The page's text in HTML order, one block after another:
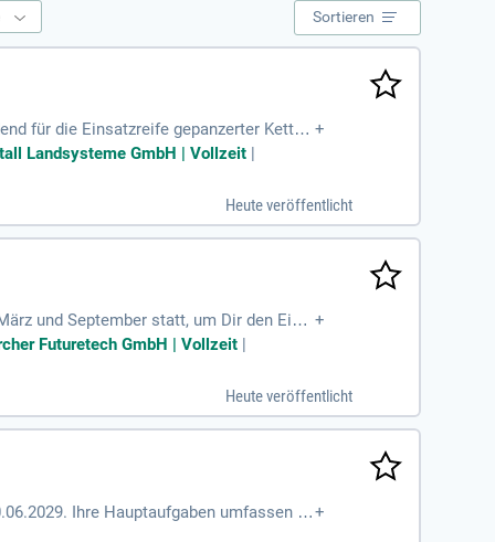
Sortieren
für die Einsatzreife gepanzerter Ketten
(IETD) nach ASD S1000D/S2000
qualitativ hochwertige Maßnahmen ste
+
Landsysteme GmbH | Vollzeit |
Heute veröffentlicht
und September statt, um Dir den Eins
Mit einer monatlichen Vergütung vo
profitierst Du von 2 Urlaubstagen pro
+
Futuretech GmbH | Vollzeit
Heute veröffentlicht
Ihre Hauptaufgaben umfassen di
von Verbesserungspotenzialen. Si
+